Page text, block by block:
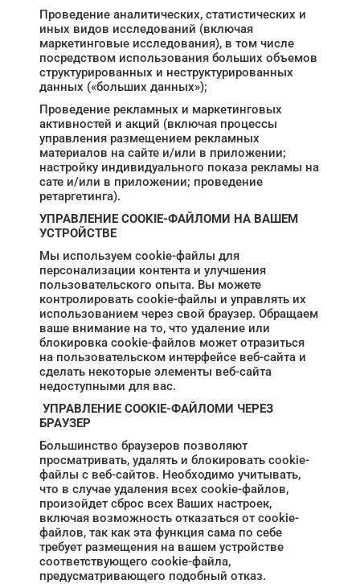
Проведение аналитических, статистических и
иных видов исследований (включая
маркетинговые исследования), в том числе
посредством использования больших объемов
структурированных и неструктурированных
данных («больших данных»);
Проведение рекламных и маркетинговых
активностей и акций (включая процессы
управления размещением рекламных
материалов на сайте и/или в приложении;
настройку индивидуального показа рекламы на
сате и/или в приложении; проведение
ретаргетинга).
УПРАВЛЕНИЕ COOKIE-ФАЙЛОМИ НА ВАШЕМ
УСТРОЙСТВЕ
Мы используем cookie-файлы для
персонализации контента и улучшения
пользовательского опыта. Вы можете
контролировать cookie-файлы и управлять их
использованием через свой браузер. Обращаем
ваше внимание на то, что удаление или
блокировка cookie-файлов может отразиться
на пользовательском интерфейсе веб-сайта и
сделать некоторые элементы веб-сайта
недоступными для вас.
УПРАВЛЕНИЕ COOKIE-ФАЙЛОМИ ЧЕРЕЗ
БРАУЗЕР
Большинство браузеров позволяют
просматривать, удалять и блокировать cookie-
файлы с веб-сайтов. Необходимо учитывать,
что в случае удаления всех cookie-файлов,
произойдет сброс всех Ваших настроек,
включая возможность отказаться от cookie-
файлов, так как эта функция сама по себе
требует размещения на вашем устройстве
соответствующего cookie-файла,
предусматривающего подобный отказ.